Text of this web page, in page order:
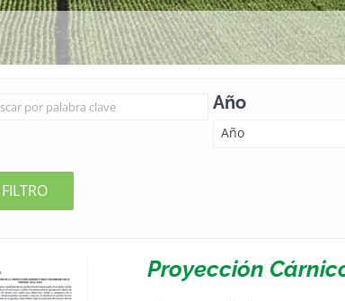
Año
Año
FILTRO
Proyección